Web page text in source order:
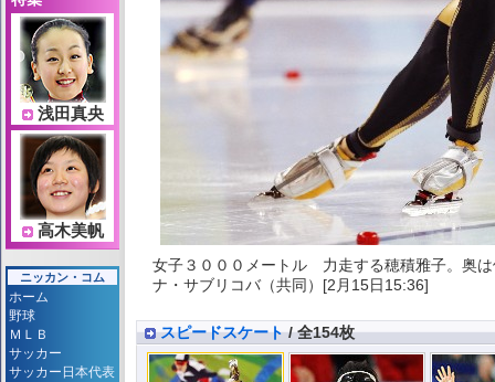
女子３０００メートル 力走する穂積雅子。奥
ナ・サブリコバ（共同）[2月15日15:36]
スピードスケート/ 全154枚
浅田真央
高木美帆
ニッカン・コム
ホーム
野球
ＭＬＢ
サッカー
サッカー日本代表